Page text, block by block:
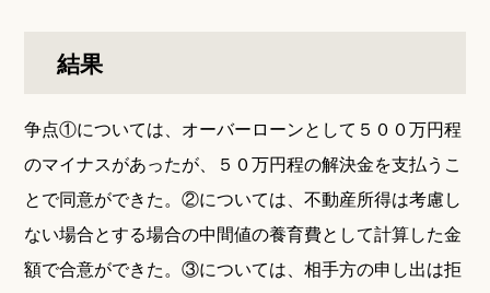
結果
争点①については、オーバーローンとして５００万円程
のマイナスがあったが、５０万円程の解決金を支払うこ
とで同意ができた。②については、不動産所得は考慮し
ない場合とする場合の中間値の養育費として計算した金
額で合意ができた。③については、相手方の申し出は拒